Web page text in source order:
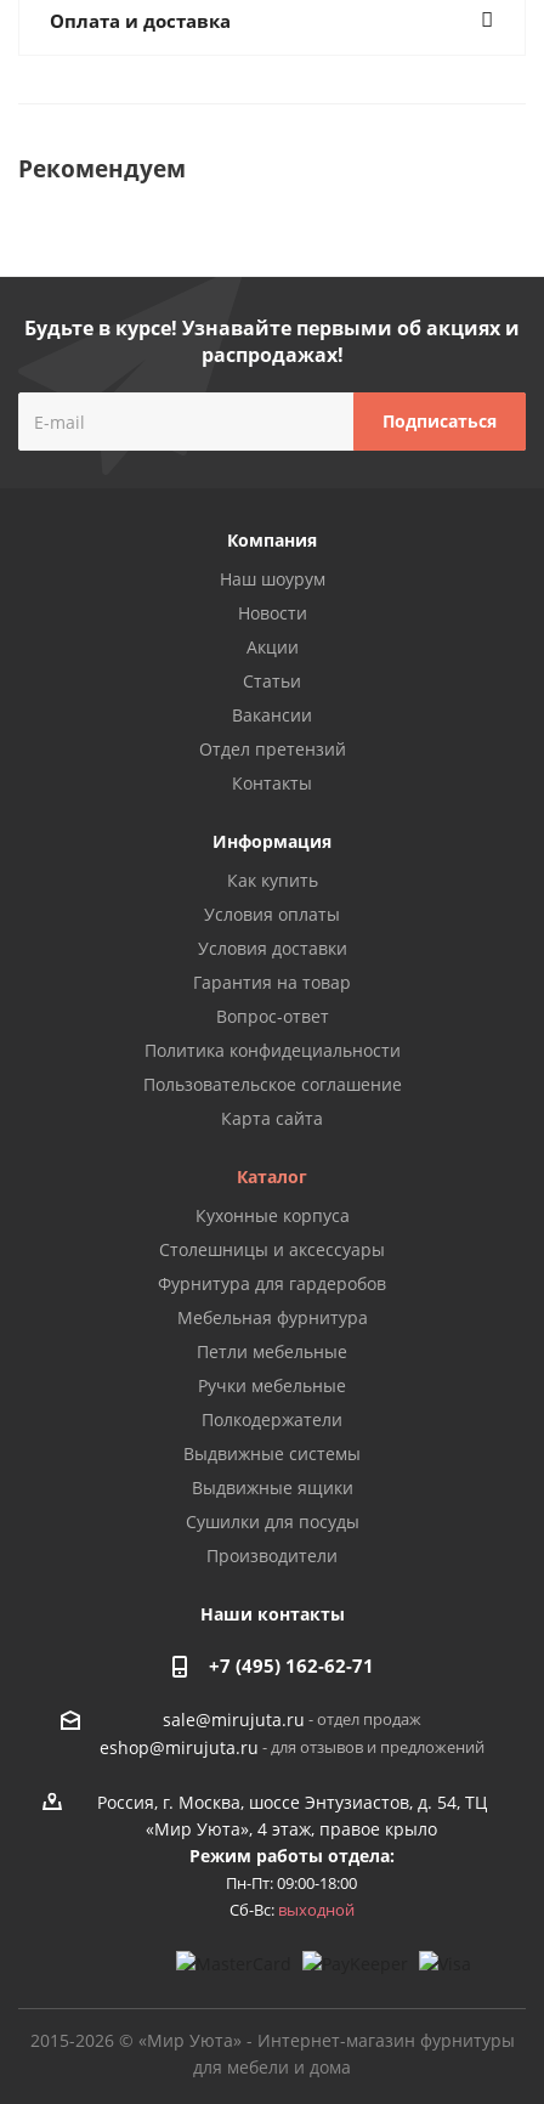
Оплата и доставка
Рекомендуем
Будьте в курсе! Узнавайте первыми об акциях и
распродажах!
Компания
Наш шоурум
Новости
Акции
Статьи
Вакансии
Отдел претензий
Контакты
Информация
Как купить
Условия оплаты
Условия доставки
Гарантия на товар
Вопрос-ответ
Политика конфидециальности
Пользовательское соглашение
Карта сайта
Каталог
Кухонные корпуса
Столешницы и аксессуары
Фурнитура для гардеробов
Мебельная фурнитура
Петли мебельные
Ручки мебельные
Полкодержатели
Выдвижные системы
Выдвижные ящики
Сушилки для посуды
Производители
Наши контакты
+7 (495) 162-62-71
sale@mirujuta.ru - отдел продаж
eshop@mirujuta.ru - для отзывов и предложений
Россия, г. Москва, шоссе Энтузиастов, д. 54, ТЦ
«Мир Уюта», 4 этаж, правое крыло
Режим работы отдела:
Пн-Пт: 09:00-18:00
Сб-Вс: выходной
2015-2026 © «Мир Уюта» - Интернет-магазин фурнитуры
для мебели и дома